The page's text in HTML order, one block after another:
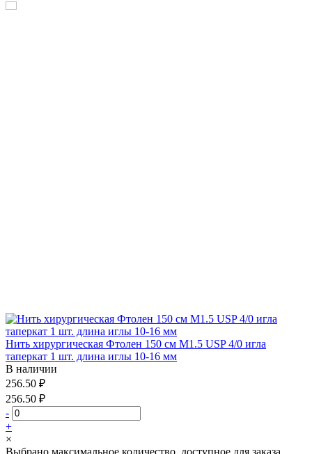
Нить хирургическая Фтолен 150 см М1.5 USP 4/0 игла
таперкат 1 шт. длина иглы 10-16 мм
В наличии
256.50 ₽
256.50 ₽
-
+
×
Выбрано максимальное количество, доступное для заказа